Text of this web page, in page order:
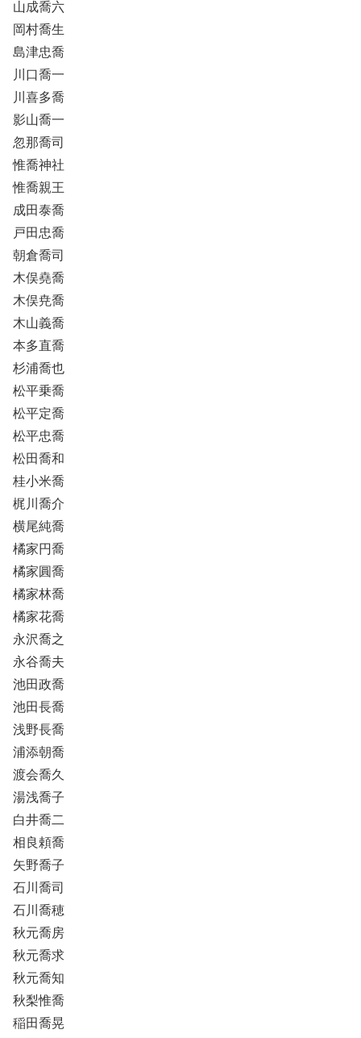
山成喬六
岡村喬生
島津忠喬
川口喬一
川喜多喬
影山喬一
忽那喬司
惟喬神社
惟喬親王
成田泰喬
戸田忠喬
朝倉喬司
木俣堯喬
木俣尭喬
木山義喬
本多直喬
杉浦喬也
松平乗喬
松平定喬
松平忠喬
松田喬和
桂小米喬
梶川喬介
横尾純喬
橘家円喬
橘家圓喬
橘家林喬
橘家花喬
永沢喬之
永谷喬夫
池田政喬
池田長喬
浅野長喬
浦添朝喬
渡会喬久
湯浅喬子
白井喬二
相良頼喬
矢野喬子
石川喬司
石川喬穂
秋元喬房
秋元喬求
秋元喬知
秋梨惟喬
稲田喬晃